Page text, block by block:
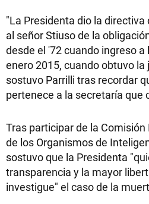
"La Presidenta dio la
al señor Stiuso de la
desde el '72 cuando ingreso a
enero 2015, cuando obtuvo la
sostuvo Parrilli tras recordar
pertenece a la secretaría que
Tras participar de la
de los Organismos de
sostuvo que la Presidenta
transparencia y la mayor
investigue" el caso de la